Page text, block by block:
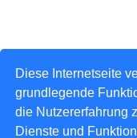
Diese Internetseite
grundlegende
die Nutzererfahrung
Dienste und